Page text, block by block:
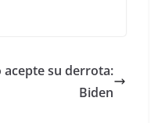
acepte su derrota:
Biden